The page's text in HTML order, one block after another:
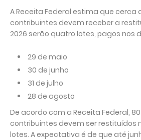
A Receita Federal estima que cerca
contribuintes devem receber a
2026 serão quatro lotes, pagos nos
29 de maio
30 de junho
31 de julho
28 de agosto
De acordo com a Receita Federal,
contribuintes devem ser restituídos
lotes. A expectativa é de que até